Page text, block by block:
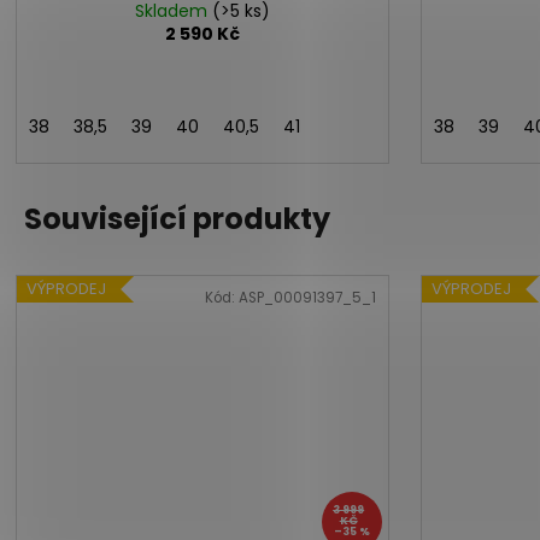
Skladem (>5 ks)
2 590 Kč
38 38,5 39 40 40,5 41 38 39
Související produkty
VÝPRODEJ
3 999
KČ
–35 %
Kód: ASP_00091397_5_1 VÝPRODEJ